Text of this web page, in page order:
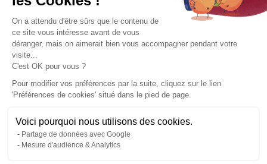
On a attendu d'être sûrs que le contenu de
ce site vous intéresse avant de vous
déranger, mais on aimerait bien vous accompagner pendant votre
visite...
C'est OK pour vous ?
Pour modifier vos préférences par la suite, cliquez sur le lien
'Préférences de cookies' situé dans le pied de page.
Voici pourquoi nous utilisons des cookies.
Partage de données avec Google
Mesure d'audience & Analytics
Mode responsable
Presse
Morphologies
Devenir ambassadrice
Aide
Comment ça marche
Centre d'aide
FAQ
Préférences cookies